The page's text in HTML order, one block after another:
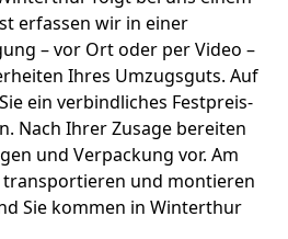
erfassen wir in einer
– vor Ort oder per Video –
Ihres Umzugsguts. Auf
ein verbindliches Festpreis-
Nach Ihrer Zusage bereiten
und Verpackung vor. Am
transportieren und montieren
Sie kommen in Winterthur